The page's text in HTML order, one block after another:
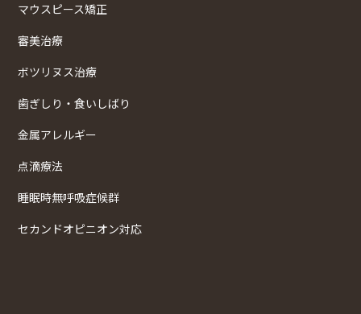
マウスピース矯正
審美治療
ボツリヌス治療
歯ぎしり・食いしばり
金属アレルギー
点滴療法
睡眠時無呼吸症候群
セカンドオピニオン対応